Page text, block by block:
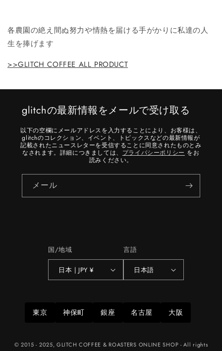
各農園の絶え間ぬ努力や情熱を届ける手がかりに私達の人
生を捧げます
>>GLITCH COFFEE ALL PRODUCT
glitchの最新情報をメールで受け取る
以下の空欄にメールアドレスを入力することにより、お客様は、
glitchのコレクション、イベント、トピックスなどの最新情報が
記載されたニュースレターを受信することに同意されたものとみ
なされます。詳細につきましては、 プライバシーポリシー をお
読みください。
メール
国/地域
日本 | JPY ¥
言語
日本語
東京 神保町 銀座 名古屋 大阪
© 2015 - 2025, GLITCH COFFEE & ROASTERS ONLINE SHOP - All rights